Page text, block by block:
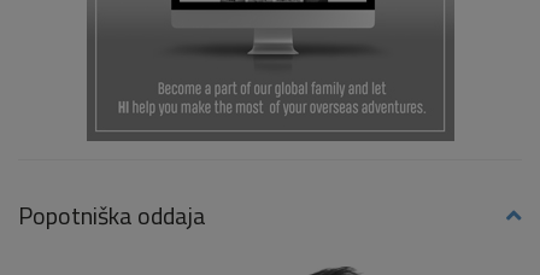
Popotniška oddaja